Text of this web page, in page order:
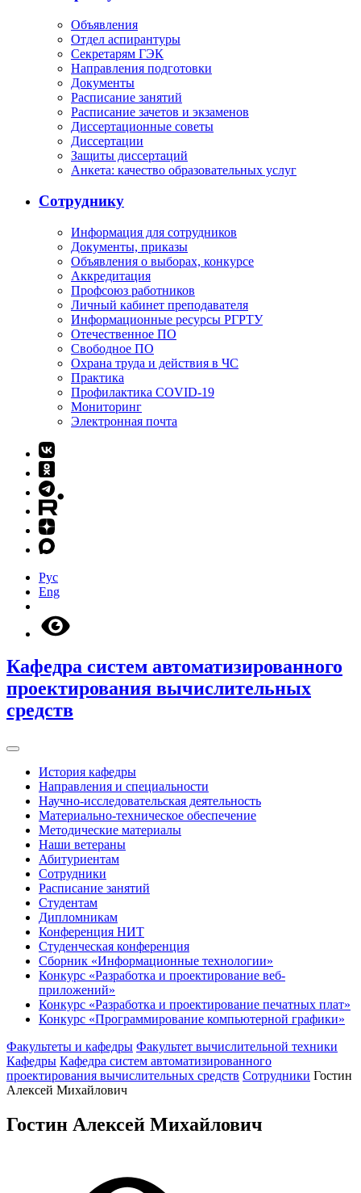
Объявления
Отдел аспирантуры
Секретарям ГЭК
Направления подготовки
Документы
Расписание занятий
Расписание зачетов и экзаменов
Диссертационные советы
Диссертации
Защиты диссертаций
Анкета: качество образовательных услуг
Сотруднику
Информация для сотрудников
Документы, приказы
Объявления о выборах, конкурсе
Аккредитация
Профсоюз работников
Личный кабинет преподавателя
Информационные ресурсы РГРТУ
Отечественное ПО
Свободное ПО
Охрана труда и действия в ЧС
Практика
Профилактика COVID-19
Мониторинг
Электронная почта
Рус
Eng
Кафедра систем автоматизированного
проектирования вычислительных
средств
История кафедры
Направления и специальности
Научно-исследовательская деятельность
Материально-техническое обеспечение
Методические материалы
Наши ветераны
Абитуриентам
Сотрудники
Расписание занятий
Студентам
Дипломникам
Конференция НИТ
Студенческая конференция
Сборник «Информационные технологии»
Конкурс «Разработка и проектирование веб-
приложений»
Конкурс «Разработка и проектирование печатных плат»
Конкурс «Программирование компьютерной графики»
Факультеты и кафедры Факультет вычислительной техники
Кафедры Кафедра систем автоматизированного
проектирования вычислительных средств Сотрудники Гостин
Алексей Михайлович
Гостин Алексей Михайлович